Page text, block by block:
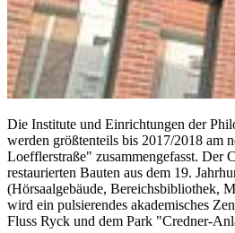
Die Institute und Einrichtungen der
werden größtenteils bis 2017/2018 am
Loefflerstraße" zusammengefasst. Der
restaurierten Bauten aus dem 19.
(Hörsaalgebäude, Bereichsbibliothek,
wird ein pulsierendes akademisches
Fluss Ryck und dem Park "Credner-